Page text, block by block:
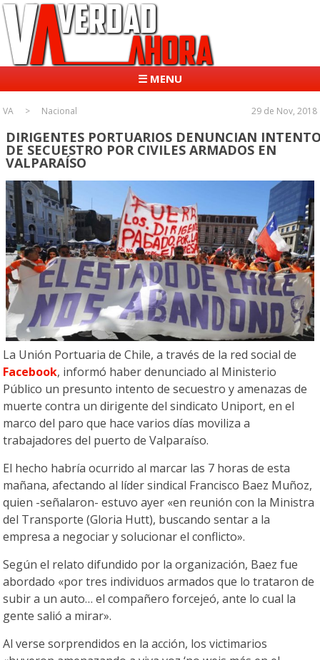
☰ MENU
VA Nacional 29 de Nov, 2018
DIRIGENTES PORTUARIOS DENUNCIAN
DE SECUESTRO POR CIVILES ARMADOS EN
VALPARAÍSO
La Unión Portuaria de Chile, a través de la red social de
Facebook, informó haber denunciado al Ministerio
Público un presunto intento de secuestro y amenazas de
muerte contra un dirigente del sindicato Uniport, en el
marco del paro que hace varios días moviliza a
trabajadores del puerto de Valparaíso.
El hecho habría ocurrido al marcar las 7 horas de esta
mañana, afectando al líder sindical Francisco Baez Muñoz,
quien -señalaron- estuvo ayer «en reunión con la Ministra
del Transporte (Gloria Hutt), buscando sentar a la
empresa a negociar y solucionar el conflicto».
Según el relato difundido por la organización, Baez fue
abordado «por tres individuos armados que lo trataron de
subir a un auto… el compañero forcejeó, ante lo cual la
gente salió a mirar».
Al verse sorprendidos en la acción, los victimarios